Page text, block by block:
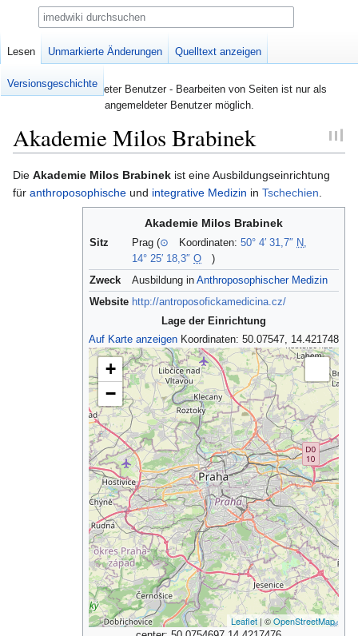
Nicht angemeldeter Benutzer - Bearbeiten von Seiten ist nur als
angemeldeter Benutzer möglich.
Akademie Milos Brabinek
Zur
Navigation
Zur
Suche
Die Akademie Milos Brabinek ist eine Ausbildungseinrichtung
für anthroposophische und integrative Medizin in Tschechien.
Akademie Milos Brabinek
Sitz Prag (⊙ Koordinaten: 50° 4′ 31,7″ N,
14° 25′ 18,3″ O
)
Zweck
Ausbildung in Anthroposophischer Medizin
Website http://antroposofickamedicina.cz/
Lage der Einrichtung
Auf Karte anzeigen Koordinaten: 50.07547, 14.421748
+
−
Leaflet | ©OpenStreetMap
Seite Diskussion
Lesen Unmarkierte Änderungen Quelltext anzeigen
Versionsgeschichte
Suche